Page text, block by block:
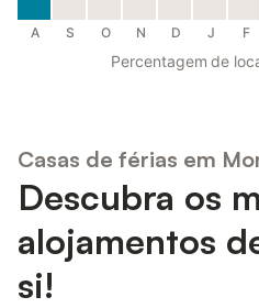
A S O N D J F
Percentagem de
Casas de férias em
Descubra os
alojamentos
si!